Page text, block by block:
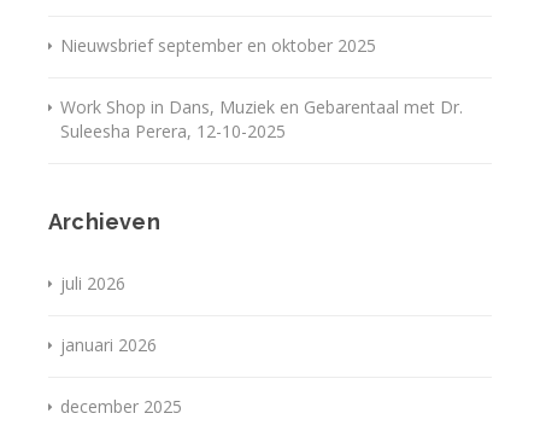
Nieuwsbrief september en oktober 2025
Work Shop in Dans, Muziek en Gebarentaal met Dr.
Suleesha Perera, 12-10-2025
Archieven
juli 2026
januari 2026
december 2025